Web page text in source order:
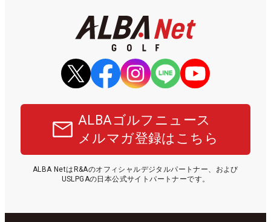
ALBAゴルフニュース
メルマガ登録はこちら
ALBA NetはR&Aのオフィシャルデジタルパートナー、および
USLPGAの日本公式サイトパートナーです。